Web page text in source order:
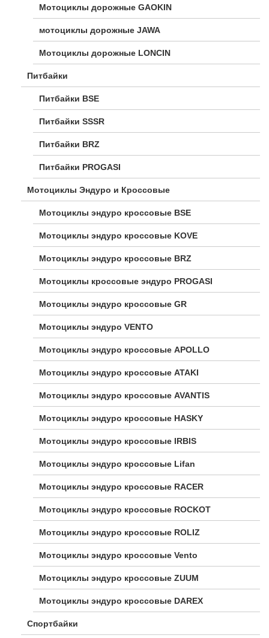
Мотоциклы дорожные GAOKIN
мотоциклы дорожные JAWA
Мотоциклы дорожные LONCIN
Питбайки
Питбайки BSE
Питбайки SSSR
Питбайки BRZ
Питбайки PROGASI
Мотоциклы Эндуро и Кроссовые
Мотоциклы эндуро кроссовые BSE
Мотоциклы эндуро кроссовые KOVE
Мотоциклы эндуро кроссовые BRZ
Мотоциклы кроссовые эндуро PROGASI
Мотоциклы эндуро кроссовые GR
Мотоциклы эндуро VENTO
Мотоциклы эндуро кроссовые APOLLO
Мотоциклы эндуро кроссовые ATAKI
Мотоциклы эндуро кроссовые AVANTIS
Мотоциклы эндуро кроссовые HASKY
Мотоциклы эндуро кроссовые IRBIS
Мотоциклы эндуро кроссовые Lifan
Мотоциклы эндуро кроссовые RACER
Мотоциклы эндуро кроссовые ROCKOT
Мотоциклы эндуро кроссовые ROLIZ
Мотоциклы эндуро кроссовые Vento
Мотоциклы эндуро кроссовые ZUUM
Мотоциклы эндуро кроссовые DAREX
Спортбайки